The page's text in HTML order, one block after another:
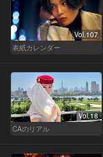
Vol.107
表紙カレンダー
Vol.18
CAのリアル